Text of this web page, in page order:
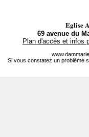
Eglise
69 avenue du
Plan d'accès et infos
Si vous constatez un problème